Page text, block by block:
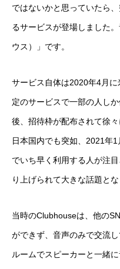
ではないかと思っていたら
るサービスが登場しました
ウス）」です。
サービス自体は2020年4月
定のサービスで一部の人し
後、招待枠が配布されて徐
日本国内でも突如、2021年
でいち早く利用する人が注
り上げられて大きな話題とな
当時のClubhouseは、他の
ができず、音声のみで交流
ルームでスピーカーと一緒